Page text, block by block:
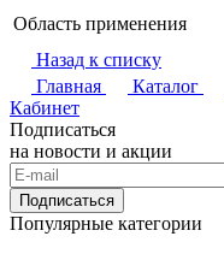
Область применения
Назад к списку
Главная
Каталог
Кабинет
Подписаться
на новости и акции
Подписаться
Популярные категории